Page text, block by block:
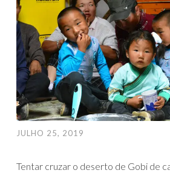
JULHO 25, 2019
Tentar cruzar o deserto de Gobi de